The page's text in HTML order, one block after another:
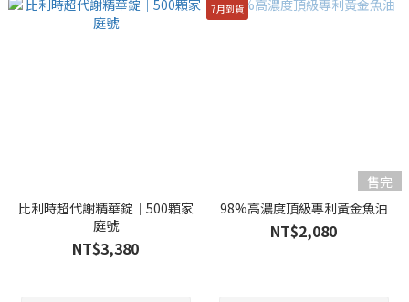
比利時超代謝精華錠｜500顆家
庭號
NT$3,380
7月到貨
售完
98%高濃度頂級專利黃金魚油
NT$2,080